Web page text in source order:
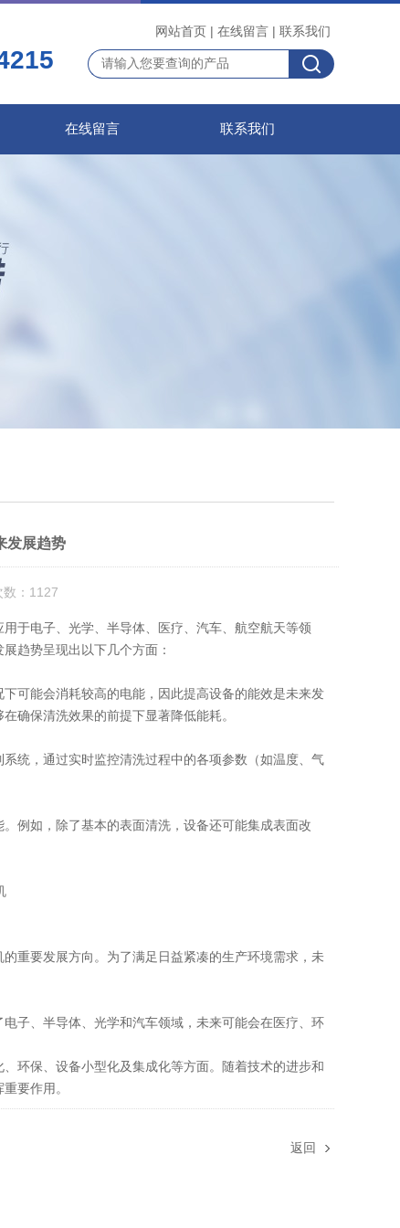
网站首页 | 在线留言 | 联系我们
在线留言 联系我们
发展趋势
：1127
于电子、光学、半导体、医疗、汽车、航空航天等领
趋势呈现出以下几个方面：
可能会消耗较高的电能，因此提高设备的能效是未来发
确保清洗效果的前提下显著降低能耗。
统，通过实时监控清洗过程中的各项参数（如温度、气
例如，除了基本的表面清洗，设备还可能集成表面改
要发展方向。为了满足日益紧凑的生产环境需求，未
子、半导体、光学和汽车领域，未来可能会在医疗、环
保、设备小型化及集成化等方面。随着技术的进步和
要作用。
返回